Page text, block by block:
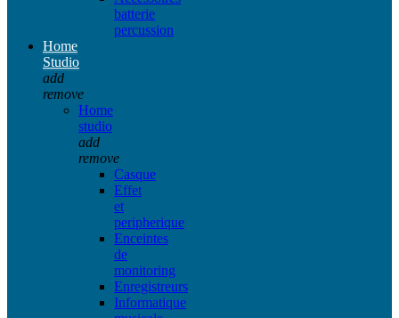
batterie
percussion
Home
Studio
add
remove
Home
studio
add
remove
Casque
Effet
et
peripherique
Enceintes
de
monitoring
Enregistreurs
Informatique